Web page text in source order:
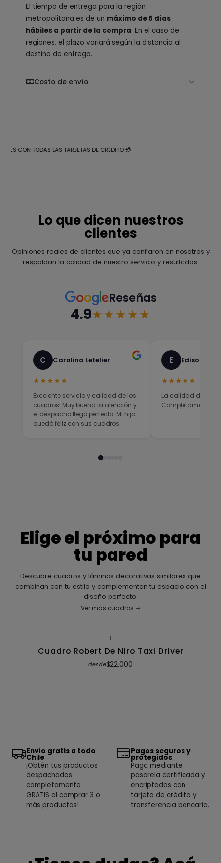
El tiempo de entrega para la región
metropolitana es de un máximo de 5 días
hábiles a partir de la compra. En el caso de
regiones, el plazo variará según la distancia al
destino de entrega.
Costo de envío
CON TODAS LAS TARJETAS DE CRÉDITO 💳
Lo que dicen nuestros
clientes
Opiniones reales de clientes que ya confiaron en nosotros y
respaldan la calidad de nuestro servicio y resultados.
Reseñas
4.9★★★★★
C Carolina Letelier
★★★★★
Excelente servicio y calidad de los
cuadros! Muy buena la atención y
el despacho llegó perfecto. Mi hijo
quedó feliz con sus cuadros.
E Edison
★★★★★
La calidad del
Completamente
Elige el próximo para
tu pared
Descubre cuadros y láminas decorativas similares que
combinan con tu estilo y complementan tu espacio con el
diseño perfecto.
Ver más cuadros
|
Cuadro Robert De Niro Taxi Driver
desde$22.000
Envío gratis a todo
Chile
¡Obtén tus productos
despachados
completamente
GRATIS al comprar 3 o
más productos!
Pagos seguros y
protegidos
Paga mediante
pasarela certificada y
encriptadas con
tarjeta de crédito y
transferencia bancaria.